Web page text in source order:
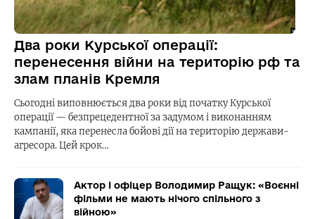
Два роки Курської операції:
перенесення війни на територію рф та
злам планів Кремля
Сьогодні виповнюється два роки від початку Курської
операції — безпрецедентної за задумом і виконанням
кампанії, яка перенесла бойові дії на територію держави-
агресора. Цей крок…
Актор і офіцер Володимир Ращук: «Воєнні
фільми не мають нічого спільного з
війною»